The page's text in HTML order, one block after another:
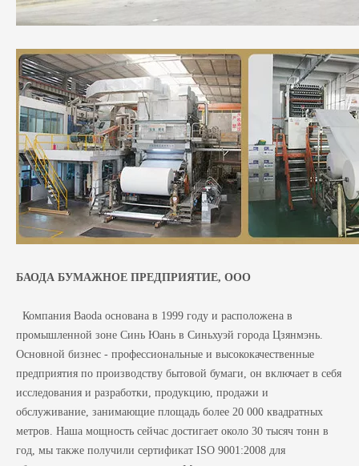
БАОДА БУМАЖНОЕ ПРЕДПРИЯТИЕ, ООО
Компания Baoda основана в 1999 году и расположена в
промышленной зоне Синь Юань в Синьхуэй города Цзянмэнь.
Основной бизнес - профессиональные и высококачественные
предприятия по производству бытовой бумаги, он включает в себя
исследования и разработки, продукцию, продажи и
обслуживание, занимающие площадь более 20 000 квадратных
метров. Наша мощность сейчас достигает около 30 тысяч тонн в
год, мы также получили сертификат ISO 9001:2008 для